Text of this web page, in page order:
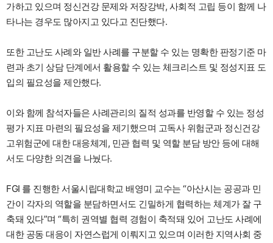
가하고 있으며 정신건강 문제와 저장강박, 사회적 고립 등이 함께 나
타나는 경우도 많아지고 있다고 진단했다.
또한 고난도 사례와 일반 사례를 구분할 수 있는 명확한 판정기준 마
련과 초기 상담 단계에서 활용할 수 있는 체크리스트 및 정성지표 도
입의 필요성을 제안했다.
이와 함께 참석자들은 사례관리의 질적 성과를 반영할 수 있는 정성
평가 지표 마련의 필요성을 제기했으며 고독사 위험군과 정신건강
고위험군에 대한 대응체계, 민관 협력 및 역할 분담 방안 등에 대해
서도 다양한 의견을 나눴다.
FGI 를 진행한 서울시립대학교 배영미 교수는 “아산시는 공공과 민
간이 각자의 역할을 분담하면서도 긴밀하게 협력하는 체계가 잘 구
축돼 있다”며 “특히 권역별 협력 경험이 축적돼 있어 고난도 사례에
대한 공동 대응이 자연스럽게 이뤄지고 있으며 이러한 지역사회 중